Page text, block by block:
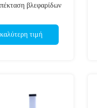
βλεφαρίδων
τιμή